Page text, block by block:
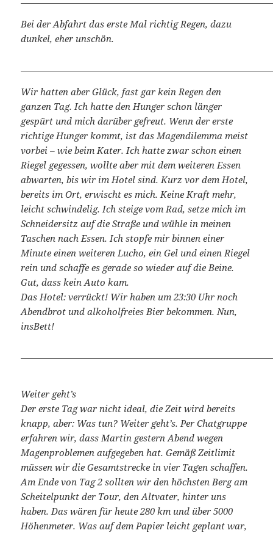
Bei der Abfahrt das erste Mal richtig Regen, dazu
dunkel, eher unschön.
Wir hatten aber Glück, fast gar kein Regen den
ganzen Tag. Ich hatte den Hunger schon länger
gespürt und mich darüber gefreut. Wenn der erste
richtige Hunger kommt, ist das Magendilemma meist
vorbei – wie beim Kater. Ich hatte zwar schon einen
Riegel gegessen, wollte aber mit dem weiteren Essen
abwarten, bis wir im Hotel sind. Kurz vor dem Hotel,
bereits im Ort, erwischt es mich. Keine Kraft mehr,
leicht schwindelig. Ich steige vom Rad, setze mich im
Schneidersitz auf die Straße und wühle in meinen
Taschen nach Essen. Ich stopfe mir binnen einer
Minute einen weiteren Lucho, ein Gel und einen Riegel
rein und schaffe es gerade so wieder auf die Beine.
Gut, dass kein Auto kam.
Das Hotel: verrückt! Wir haben um 23:30 Uhr noch
Abendbrot und alkoholfreies Bier bekommen. Nun,
insBett!
Weiter geht’s
Der erste Tag war nicht ideal, die Zeit wird bereits
knapp, aber: Was tun? Weiter geht’s. Per Chatgruppe
erfahren wir, dass Martin gestern Abend wegen
Magenproblemen aufgegeben hat. Gemäß Zeitlimit
müssen wir die Gesamtstrecke in vier Tagen schaffen.
Am Ende von Tag 2 sollten wir den höchsten Berg am
Scheitelpunkt der Tour, den Altvater, hinter uns
haben. Das wären für heute 280 km und über 5000
Höhenmeter. Was auf dem Papier leicht geplant war,